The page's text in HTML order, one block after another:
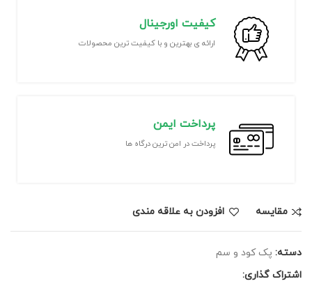
کیفیت اورجینال
ارائه ی بهترین و با کیفیت ترین محصولات
پرداخت ایمن
پرداخت در امن ترین درگاه ها
مقايسه افزودن به علاقه مندی
دسته: پک کود و سم
اشتراک گذاری: